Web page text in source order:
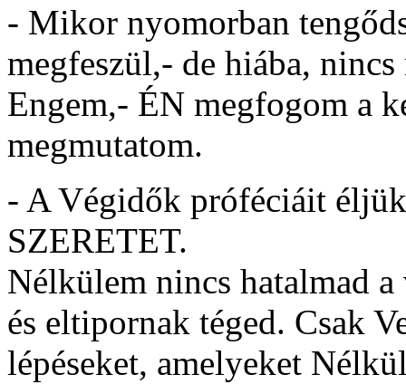
- Mikor nyomorban
megfeszül,- de hiába,
Engem,- ÉN megfogom a
megmutatom.
- A Végidők próféciáit
SZERETET.
Nélkülem nincs hatalmad
és eltipornak téged. Csak
lépéseket, amelyeket